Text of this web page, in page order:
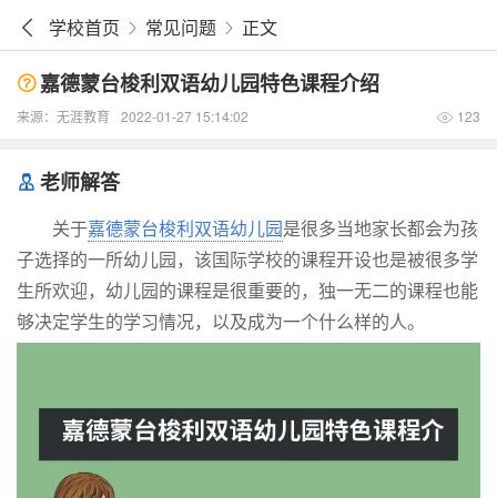
学校首页 常见问题 正文
嘉德蒙台梭利双语幼儿园特色课程介绍
来源： 无涯教育 2022-01-27 15:14:02 123
老师解答
关于嘉德蒙台梭利双语幼儿园是很多当地家长都会为孩
子选择的一所幼儿园，该国际学校的课程开设也是被很多学
生所欢迎，幼儿园的课程是很重要的，独一无二的课程也能
够决定学生的学习情况，以及成为一个什么样的人。